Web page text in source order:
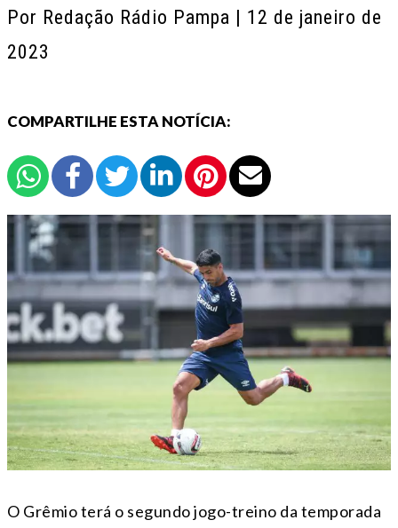
Por Redação Rádio Pampa | 12 de janeiro de
2023
COMPARTILHE ESTA NOTÍCIA:
O Grêmio terá o segundo jogo-treino da temporada